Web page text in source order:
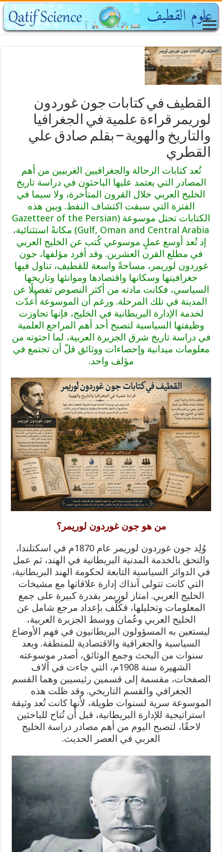
القطيف في كتابات جون غوردون
لوريمر قراءة علمية في الجغرافيا
والتاريخ والهوية – بقلم صادق علي
القطري
تُعد كتابات الرحالة والجغرافيين الغربيين من أهم
المصادر التي يعتمد عليها الباحثون في دراسة تاريخ
الخليج العربي خلال القرون المتأخرة، ولا سيما في
الفترة التي سبقت اكتشاف النفط. وبين هذه
الكتابات تحتل موسوعة (Gazetteer of the Persian
Gulf, Oman and Central Arabia) مكانةً استثنائية،
إذ تُعد أوسع عملٍ موسوعي كُتب عن الخليج العربي
في مطلع القرن العشرين. وقد أفرد مؤلفها، جون
غوردون لوريمر، مساحةً واسعة للقطيف، تناول فيها
جغرافيتها وسكانها واقتصادها وموانئها وتاريخها
السياسي، فكانت مادته من أكثر النصوص تفصيلًا عن
المدينة في تلك المرحلة. ورغم أن الموسوعة أُعدّت
لخدمة الإدارة البريطانية في الخليج، فإنها تجاوزت
وظيفتها السياسية لتصبح أحد أهم المراجع العلمية
في دراسة تاريخ شرق الجزيرة العربية، لما احتوته من
معلومات ميدانية وإحصاءات ووثائق قلّ أن تجتمع في
مؤلف واحد.
من هو جون غوردون لوريمر؟
وُلِد جون غوردون لوريمر عام 1870م في اسكتلندا،
والتحق بالخدمة المدنية البريطانية في الهند، ثم عمل
في الدوائر السياسية التابعة لحكومة الهند البريطانية،
التي كانت تتولى آنذاك إدارة علاقاتها مع مشيخات
الخليج العربي. امتاز لوريمر بقدرة كبيرة على جمع
المعلومات وتحليلها، فكُلّف بإعداد مرجع شامل عن
الخليج العربي وعُمان ووسط الجزيرة العربية،
ليستعين به المسؤولون البريطانيون في فهم الأوضاع
السياسية والجغرافية والاقتصادية للمنطقة. وبعد
سنوات من البحث وجمع الوثائق، أصدر موسوعته
الشهيرة سنة 1908م، التي جاءت في آلاف
الصفحات، مقسمة إلى قسمين رئيسيين وهما القسم
الجغرافي والقسم التاريخي. وقد ظلت هذه
الموسوعة سرية لسنوات طويلة، لأنها كانت تُعد وثيقة
استراتيجية للإدارة البريطانية، قبل أن تُتاح للباحثين
لاحقًا، لتصبح اليوم من أهم مصادر دراسة الخليج
العربي في العصر الحديث.